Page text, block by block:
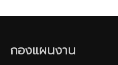
กองแผนงาน